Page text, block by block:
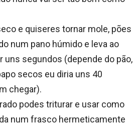
e quiseres tornar mole, pões
num pano húmido e leva ao
uns segundos (depende do pão,
secos eu diria uns 40
chegar).
podes triturar e usar como
num frasco hermeticamente